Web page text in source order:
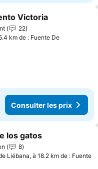
à mes favoris
Victoria
22
km de : Fuente De
Consulter les prix
à mes favoris
los gatos
8
Liébana, à 18.2 km de : Fuente